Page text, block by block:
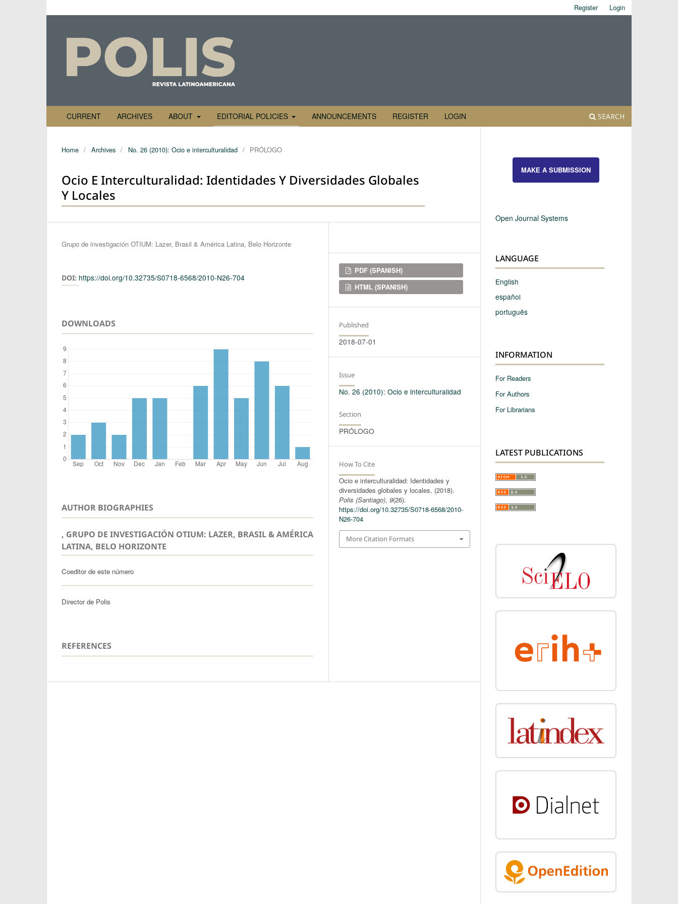
CURRENT ARCHIVES ABOUT EDITORIAL POLICIES ANNOUNCEMENTS REGISTER LOGIN SEARCH
Register Login
Home / Archives / No. 26 (2010): Ocio e interculturalidad / PRÓLOGO
Ocio E Interculturalidad: Identidades Y Diversidades Globales
Y Locales
Authors
Grupo de investigación OTIUM: Lazer, Brasil & América Latina, Belo Horizonte
DOI: https://doi.org/10.32735/S0718-6568/2010-N26-704
DOWNLOADS
AUTHOR BIOGRAPHIES
, GRUPO DE INVESTIGACIÓN OTIUM: LAZER, BRASIL & AMÉRICA
LATINA, BELO HORIZONTE
Coeditor de este número
Director de Polis
REFERENCES
Downloads
PDF (SPANISH)
HTML (SPANISH)
Published
2018-07-01
Issue
No. 26 (2010): Ocio e interculturalidad
Section
PRÓLOGO
How To Cite
Ocio e interculturalidad: Identidades y
diversidades globales y locales. (2018).
Polis (Santiago),9(26).
https://doi.org/10.32735/S0718-6568/2010-
N26-704
More Citation Formats
MAKE A SUBMISSION
Open Journal Systems
LANGUAGE
English
español
português
INFORMATION
For Readers
For Authors
For Librarians
LATEST PUBLICATIONS